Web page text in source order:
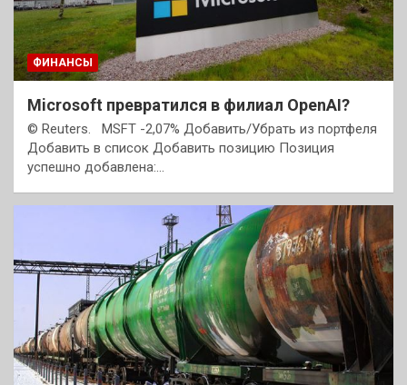
ФИНАНСЫ
Microsoft превратился в филиал OpenAI?
© Reuters. MSFT -2,07% Добавить/Убрать из портфеля
Добавить в список Добавить позицию Позиция
успешно добавлена:…